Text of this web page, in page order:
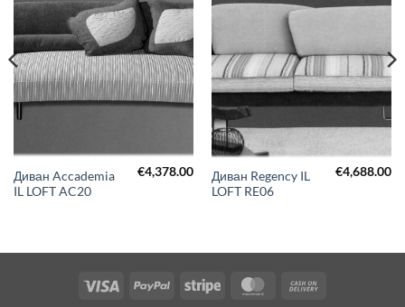
Диван Accademia
IL LOFT AC20
€4,378.00
Диван Regency IL
LOFT RE06
€4,688.00
Visa PayPal Stripe MasterCard